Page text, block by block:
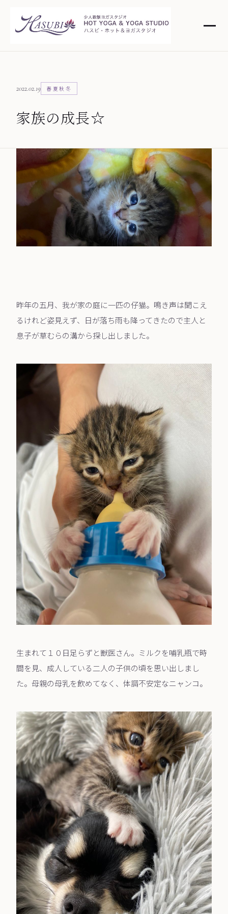
2022.02.19 春夏秋冬
家族の成長☆
昨年の五月、我が家の庭に一匹の仔猫。鳴き声は聞こえ
るけれど姿見えず、日が落ち雨も降ってきたので主人と
息子が草むらの溝から探し出しました。
生まれて１０日足らずと獣医さん。ミルクを哺乳瓶で時
間を見、成人している二人の子供の頃を思い出しまし
た。母親の母乳を飲めてなく、体調不安定なニャンコ。